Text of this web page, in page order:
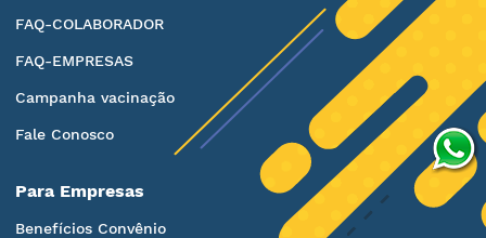
FAQ-COLABORADOR
FAQ-EMPRESAS
Campanha vacinação
Fale Conosco
Para Empresas
Benefícios Convênio